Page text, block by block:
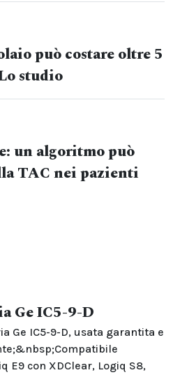
può costare oltre 5
studio
un algoritmo può
TAC nei pazienti
Ge IC5-9-D
Ge IC5-9-D, usata garantita e
E9 con XDClear, Logiq S8,